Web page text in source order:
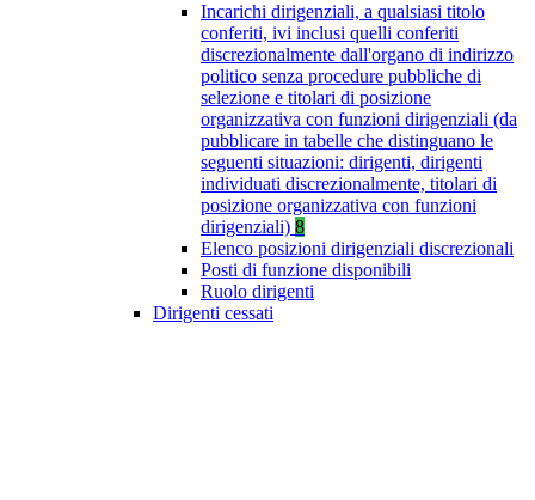
Incarichi dirigenziali, a qualsiasi titolo
conferiti, ivi inclusi quelli conferiti
discrezionalmente dall'organo di indirizzo
politico senza procedure pubbliche di
selezione e titolari di posizione
organizzativa con funzioni dirigenziali (da
pubblicare in tabelle che distinguano le
seguenti situazioni: dirigenti, dirigenti
individuati discrezionalmente, titolari di
posizione organizzativa con funzioni
dirigenziali) 8
Elenco posizioni dirigenziali discrezionali
Posti di funzione disponibili
Ruolo dirigenti
Dirigenti cessati